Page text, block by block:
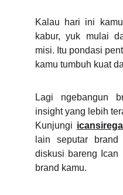
Kalau hari ini
kabur, yuk mulai
misi. Itu pondasi
kamu tumbuh kuat
Lagi ngebangun
insight yang lebih
Kunjungi
lain seputar
diskusi bareng Ican
brand kamu.